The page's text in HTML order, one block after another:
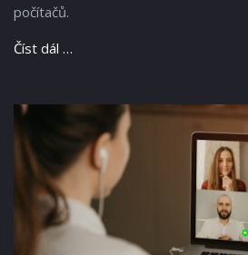
počítačů.
Číst dál …